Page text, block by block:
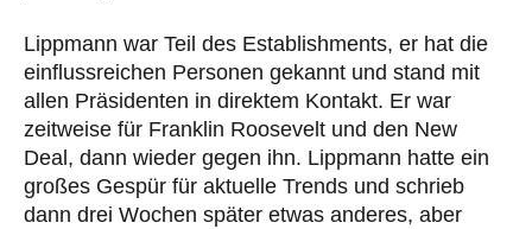
Lippmann war Teil des Establishments, er hat die
einflussreichen Personen gekannt und stand mit
allen Präsidenten in direktem Kontakt. Er war
zeitweise für Franklin Roosevelt und den New
Deal, dann wieder gegen ihn. Lippmann hatte ein
großes Gespür für aktuelle Trends und schrieb
dann drei Wochen später etwas anderes, aber